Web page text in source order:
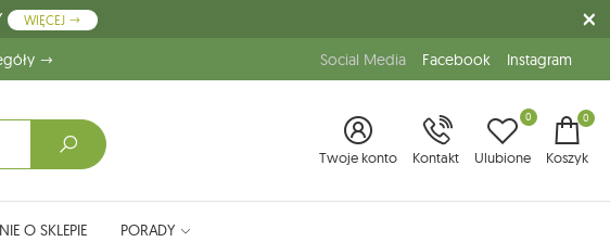
WIĘCEJ
Social Media Facebook Instagram
Twoje konto Kontakt Ulubione
0 0
Koszyk
O SKLEPIE PORADY